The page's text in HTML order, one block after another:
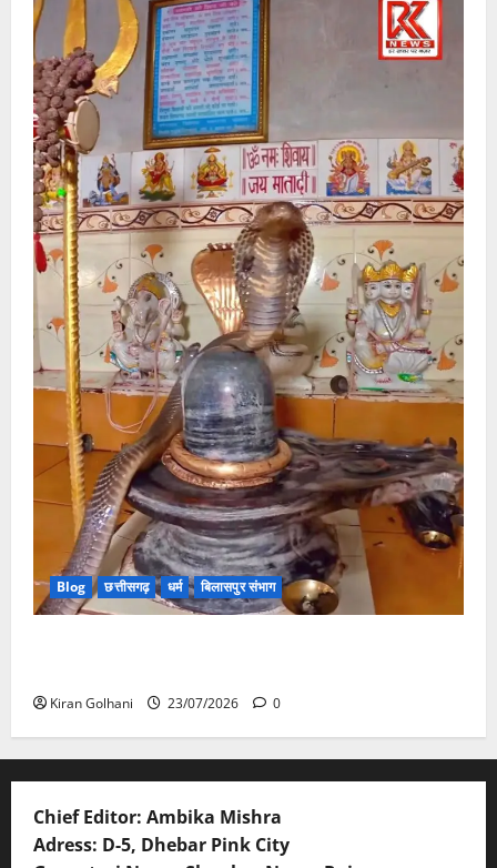
Blog छत्तीसगढ़ धर्म बिलासपुर संभाग
Kiran Golhani 23/07/2026 0
Chief Editor: Ambika Mishra
Adress: D-5, Dhebar Pink City